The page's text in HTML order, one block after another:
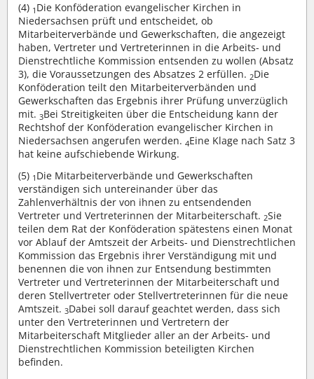
(4) 1 Die Konföderation evangelischer Kirchen in
Niedersachsen prüft und entscheidet, ob
Mitarbeiterverbände und Gewerkschaften, die angezeigt
haben, Vertreter und Vertreterinnen in die Arbeits- und
Dienstrechtliche Kommission entsenden zu wollen (Absatz
3), die Voraussetzungen des Absatzes 2 erfüllen. 2Die
Konföderation teilt den Mitarbeiterverbänden und
Gewerkschaften das Ergebnis ihrer Prüfung unverzüglich
mit. 3Bei Streitigkeiten über die Entscheidung kann der
Rechtshof der Konföderation evangelischer Kirchen in
Niedersachsen angerufen werden. 4Eine Klage nach Satz 3
hat keine aufschiebende Wirkung.
(5) 1 Die Mitarbeiterverbände und Gewerkschaften
verständigen sich untereinander über das
Zahlenverhältnis der von ihnen zu entsendenden
Vertreter und Vertreterinnen der Mitarbeiterschaft. 2Sie
teilen dem Rat der Konföderation spätestens einen Monat
vor Ablauf der Amtszeit der Arbeits- und Dienstrechtlichen
Kommission das Ergebnis ihrer Verständigung mit und
benennen die von ihnen zur Entsendung bestimmten
Vertreter und Vertreterinnen der Mitarbeiterschaft und
deren Stellvertreter oder Stellvertreterinnen für die neue
Amtszeit. 3Dabei soll darauf geachtet werden, dass sich
unter den Vertreterinnen und Vertretern der
Mitarbeiterschaft Mitglieder aller an der Arbeits- und
Dienstrechtlichen Kommission beteiligten Kirchen
befinden.